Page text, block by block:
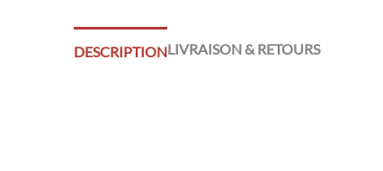
DESCRIPTIONLIVRAISON & RETOURS